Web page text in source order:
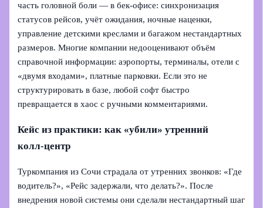
часть головной боли — в бек‑офисе: синхронизация
статусов рейсов, учёт ожидания, ночные наценки,
управление детскими креслами и багажом нестандартных
размеров. Многие компании недооценивают объём
справочной информации: аэропорты, терминалы, отели с
«двумя входами», платные парковки. Если это не
структурировать в базе, любой софт быстро
превращается в хаос с ручными комментариями.
Кейс из практики: как «убили» утренний
колл‑центр
Туркомпания из Сочи страдала от утренних звонков: «Где
водитель?», «Рейс задержали, что делать?». После
внедрения новой системы они сделали нестандартный шаг